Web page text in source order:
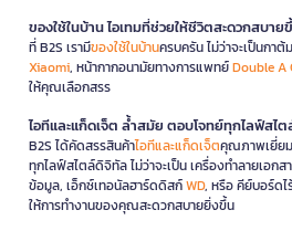
ของใช้ในบ้าน ไอเทมที่ช่วยให้ชีวิตสะดวกสบาย
ที่ B2S เรามีของใช้ในบ้านครบครัน ไม่ว่าจะเป็นกาต้
Xiaomi, หน้ากากอนามัยทางการแพทย์Double A
ให้คุณเลือกสรร
ไอทีและแก็ดเจ็ต ล้ำสมัย ตอบโจทย์ทุกไลฟ์สไต
B2S ได้คัดสรรสินค้าไอทีและแก็ดเจ็ตคุณภาพเยี่ย
ทุกไลฟ์สไตล์ดิจิทัล ไม่ว่าจะเป็น เครื่องทำลายเอกส
ข้อมูล, เอ็กซ์เทอนัลฮาร์ดดิสก์WD, หรือ คีย์บอร์ดไ
ให้การทำงานของคุณสะดวกสบายยิ่งขึ้น